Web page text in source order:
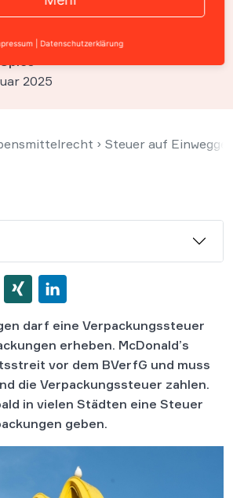
2025
› Steuer auf
darf eine Verpackungssteuer
erheben. McDonald’s
vor dem BVerfG und muss
die Verpackungssteuer zahlen.
in vielen Städten eine Steuer
geben.
Datenschutzerklärung